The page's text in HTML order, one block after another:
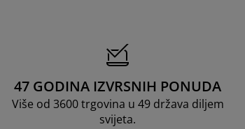
47 GODINA IZVRSNIH PONUDA
Više od 3600 trgovina u 49 država diljem
svijeta.